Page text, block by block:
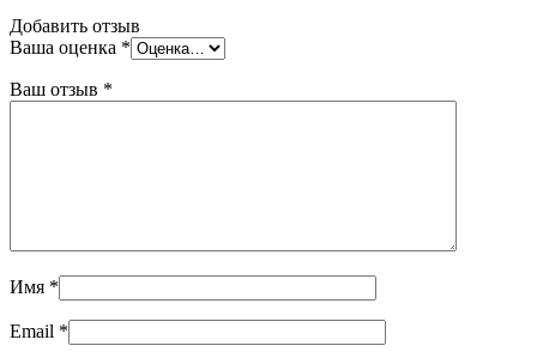
Добавить отзыв
Ваша оценка *
Ваш отзыв *
Имя *
Email *